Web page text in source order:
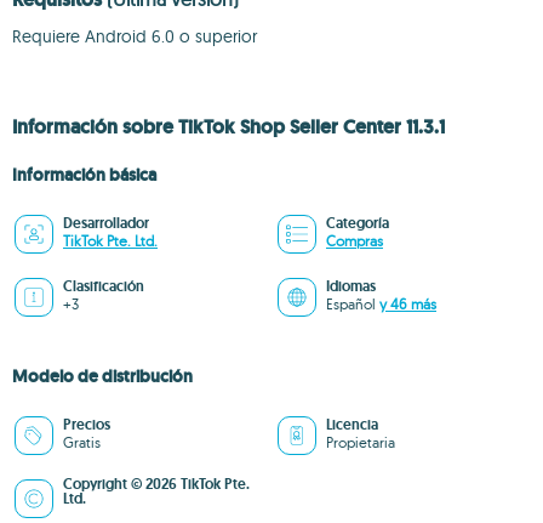
Requiere Android 6.0 o superior
Información sobre TikTok Shop Seller Center 11.3.1
Información básica
Desarrollador
TikTok Pte. Ltd.
Categoría
Compras
Clasificación
+3
Idiomas
Español y 46 más
Modelo de distribución
Precios
Gratis
Licencia
Propietaria
Copyright © 2026 TikTok Pte.
Ltd.